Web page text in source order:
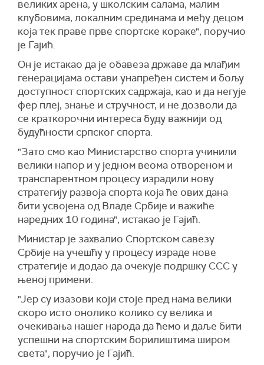
великих арена, у школским салама, малим
клубовима, локалним срединама и међу децом
која тек праве прве спортске кораке", поручио
је Гајић.
Он је истакао да је обавеза државе да млађим
генерацијама остави унапређен систем и бољу
доступност спортских садржаја, као и да негује
фер плеј, знање и стручност, и не дозволи да
се краткорочни интереса буду важнији од
будућности српског спорта.
"Зато смо као Министарство спорта учинили
велики напор и у једном веома отвореном и
транспарентном процесу израдили нову
стратегију развоја спорта која ће ових дана
бити усвојена од Владе Србије и важиће
наредних 10 година", истакао је Гајић.
Министар је захвалио Спортском савезу
Србије на учешћу у процесу израде нове
стратегије и додао да очекује подршку ССС у
њеној примени.
"Јер су изазови који стоје пред нама велики
скоро исто онолико колико су велика и
очекивања нашег народа да ћемо и даље бити
успешни на спортским борилиштима широм
света", поручио је Гајић.